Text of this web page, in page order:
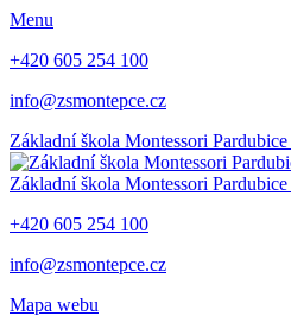
Menu
+420 605 254 100
info@zsmontepce.cz
Základní škola Montessori Pardubice
Základní škola Montessori Pardubice
+420 605 254 100
info@zsmontepce.cz
Mapa webu